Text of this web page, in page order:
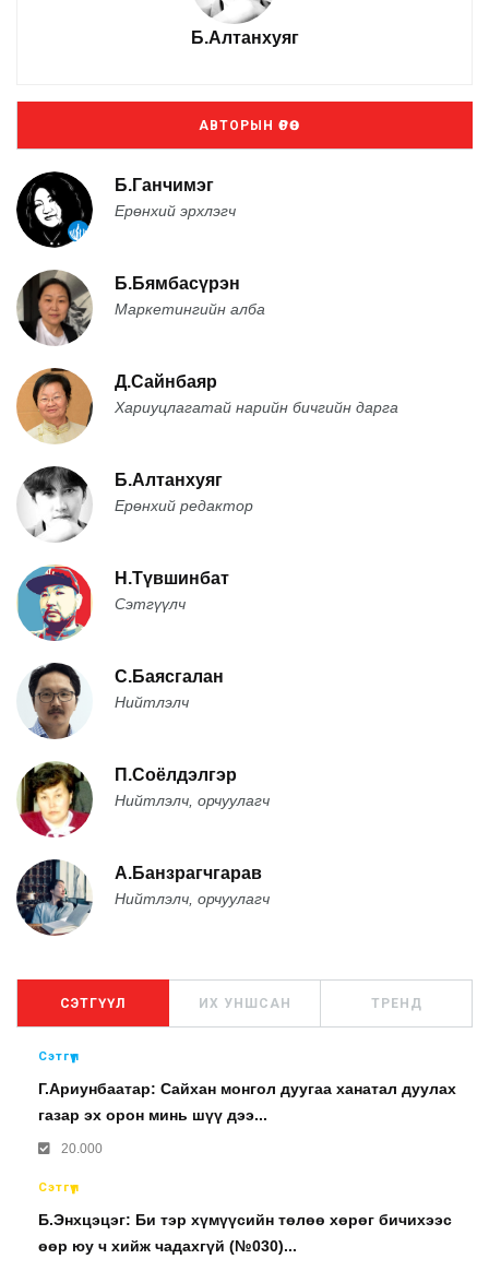
Б.Алтанхуяг
АВТОРЫН ӨРӨӨ
Б.Ганчимэг
Ерөнхий эрхлэгч
Б.Бямбасүрэн
Маркетингийн алба
Д.Сайнбаяр
Хариуцлагатай нарийн бичгийн дарга
Б.Алтанхуяг
Ерөнхий редактор
Н.Түвшинбат
Сэтгүүлч
С.Баясгалан
Нийтлэлч
П.Соёлдэлгэр
Нийтлэлч, орчуулагч
А.Банзрагчгарав
Нийтлэлч, орчуулагч
СЭТГҮҮЛ ИХ УНШСАН ТРЕНД
Сэтгүүл
Г.Ариунбаатар: Сайхан монгол дуугаа ханатал дуулах
газар эх орон минь шүү дээ...
20.000
Сэтгүүл
Б.Энхцэцэг: Би тэр хүмүүсийн төлөө хөрөг бичихээс
өөр юу ч хийж чадахгүй (№030)...